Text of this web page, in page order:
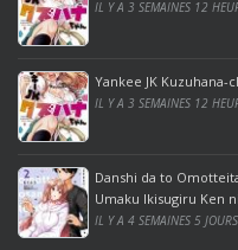
o
o
ff
i
c
e
2
0
1
IL Y A 3 SEMAINES 12
Yankee JK Kuzuhana-
IL Y A 3 SEMAINES 12
Danshi da to
Umaku Ikisugiru Ken
IL Y A 4 SEMAINES 5